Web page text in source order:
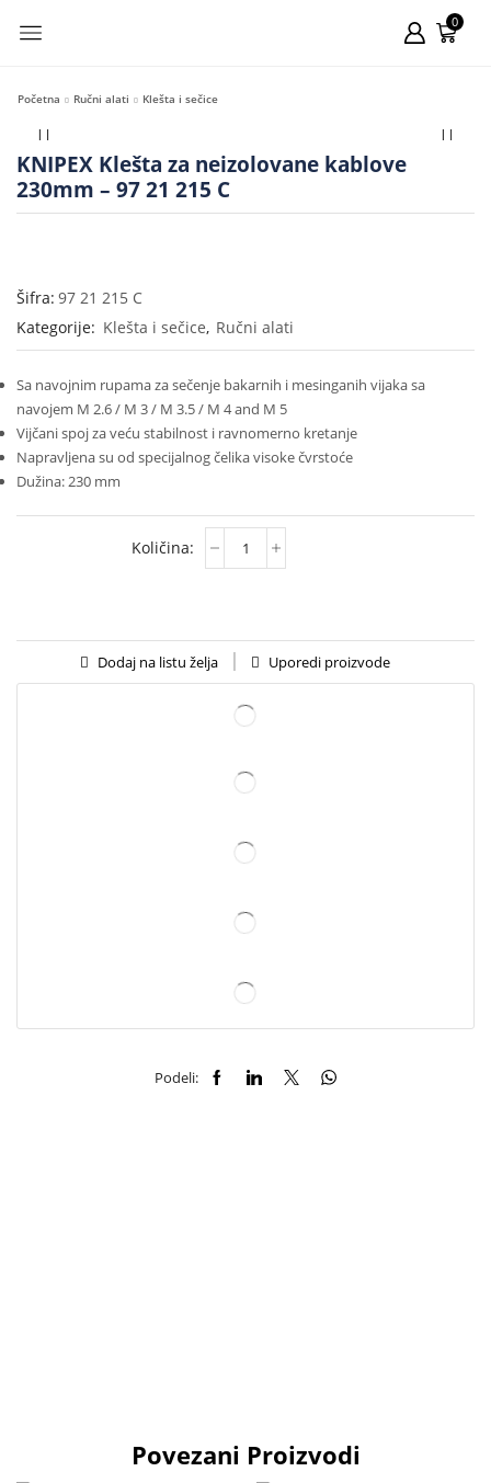
0
Početna Ručni alati Klešta i sečice
KNIPEX Klešta za neizolovane kablove
230mm – 97 21 215 C
Šifra: 97 21 215 C
Kategorije: Klešta i sečice, Ručni alati
Sa navojnim rupama za sečenje bakarnih i mesinganih vijaka sa
navojem M 2.6 / M 3 / M 3.5 / M 4 and M 5
Vijčani spoj za veću stabilnost i ravnomerno kretanje
Napravljena su od specijalnog čelika visoke čvrstoće
Dužina: 230 mm
Dodaj na listu želja Uporedi proizvode
Podeli:
Povezani Proizvodi